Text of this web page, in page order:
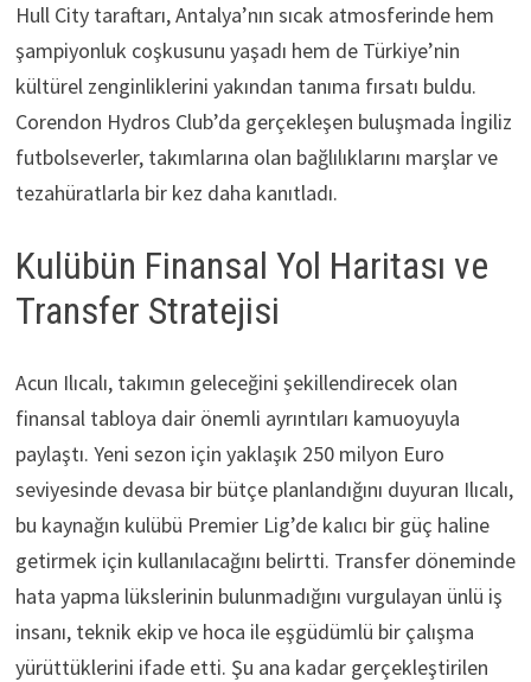
Hull City taraftarı, Antalya’nın sıcak atmosferinde hem
şampiyonluk coşkusunu yaşadı hem de Türkiye’nin
kültürel zenginliklerini yakından tanıma fırsatı buldu.
Corendon Hydros Club’da gerçekleşen buluşmada İngiliz
futbolseverler, takımlarına olan bağlılıklarını marşlar ve
tezahüratlarla bir kez daha kanıtladı.
Kulübün Finansal Yol Haritası ve
Transfer Stratejisi
Acun Ilıcalı, takımın geleceğini şekillendirecek olan
finansal tabloya dair önemli ayrıntıları kamuoyuyla
paylaştı. Yeni sezon için yaklaşık 250 milyon Euro
seviyesinde devasa bir bütçe planlandığını duyuran Ilıcalı,
bu kaynağın kulübü Premier Lig’de kalıcı bir güç haline
getirmek için kullanılacağını belirtti. Transfer döneminde
hata yapma lükslerinin bulunmadığını vurgulayan ünlü iş
insanı, teknik ekip ve hoca ile eşgüdümlü bir çalışma
yürüttüklerini ifade etti. Şu ana kadar gerçekleştirilen